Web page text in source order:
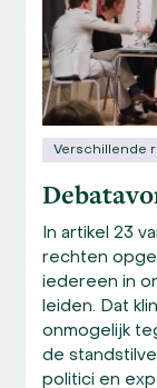
carousel
navigation
buttons
Verschillende
In artikel 23
rechten
iedereen in
leiden. Dat
onmogelijk
de
politici en